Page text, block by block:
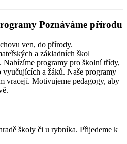
Poznáváme přírodu
ven, do přírody.
a základních škol
programy pro školní třídy,
vyučujících a žáků. Naše programy
vracejí. Motivujeme pedagogy, aby
školy či u rybníka. Přijedeme k